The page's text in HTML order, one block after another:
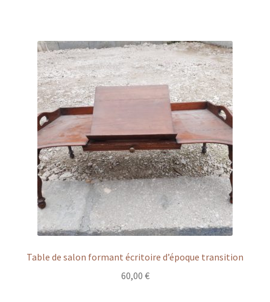
Table de salon formant écritoire d’époque transition
60,00 €